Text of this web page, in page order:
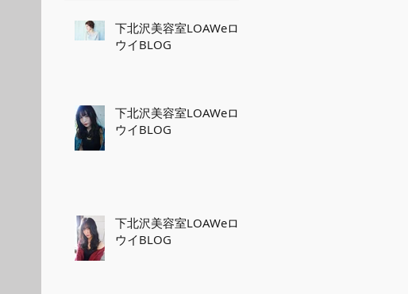
下北沢美容室LOAWeロ
ウイBLOG
下北沢美容室LOAWeロ
ウイBLOG
下北沢美容室LOAWeロ
ウイBLOG